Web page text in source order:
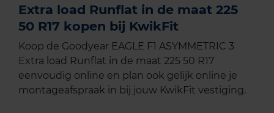
Extra load Runflat in de maat 225
50 R17 kopen bij KwikFit
Koop de Goodyear EAGLE F1 ASYMMETRIC 3
Extra load Runflat in de maat 225 50 R17
eenvoudig online en plan ook gelijk online je
montageafspraak in bij jouw KwikFit vestiging.